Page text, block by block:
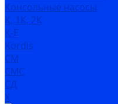
Консольные насосы
К, 1К, 2К
К-Е
Kordis
СМ
СМС
СД
Х